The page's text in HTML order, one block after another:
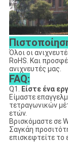
Όλοι οι
RoHS. Και
ανιχνευτές μας.
FAQ:
Q1.
Είστε ένα
Είμαστε
τετραγωνικών
ετών.
Βρισκόμαστε σε
Σαγκάη
επισκεφτείτε το